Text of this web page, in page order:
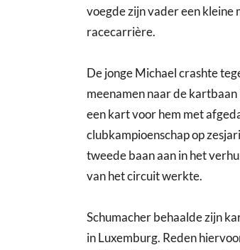
voegde zijn vader een kleine
racecarrière.
De jonge Michael crashte
meenamen naar de
een kart voor hem met
clubkampioenschap op
tweede baan aan in het
van het circuit werkte.
Schumacher behaalde zijn
in Luxemburg. Reden